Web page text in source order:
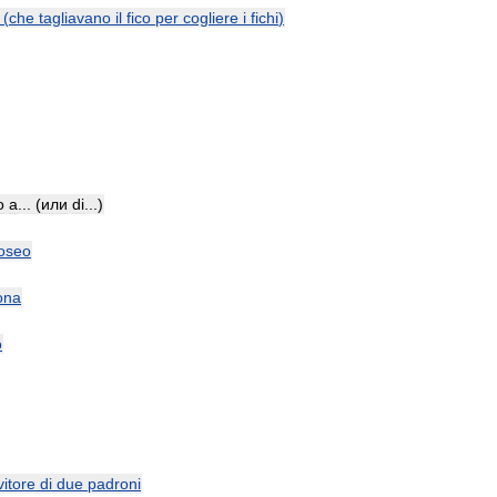
(che tagliavano il fico per cogliere i fichi)
a ... (или di ...)
di due padroni